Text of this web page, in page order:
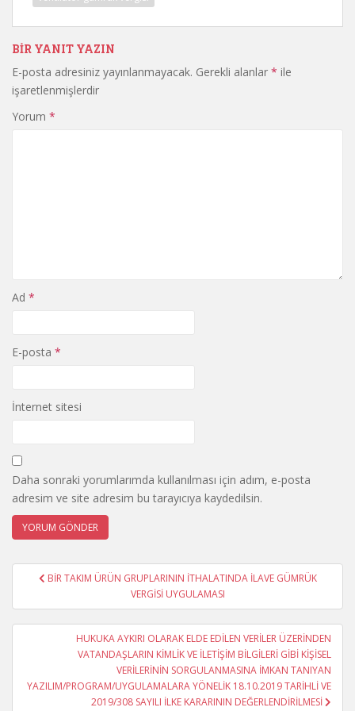
BIR YANIT YAZIN
E-posta adresiniz yayınlanmayacak. Gerekli alanlar * ile
işaretlenmişlerdir
Yorum *
Ad *
E-posta *
İnternet sitesi
Daha sonraki yorumlarımda kullanılması için adım, e-posta
adresim ve site adresim bu tarayıcıya kaydedilsin.
YazıBİR TAKIM ÜRÜN GRUPLARININ İTHALATINDA İLAVE GÜMRÜK
VERGİSİ UYGULAMASI
HUKUKA AYKIRI OLARAK ELDE EDİLEN VERİLER ÜZERİNDEN
VATANDAŞLARIN KİMLİK VE İLETİŞİM BİLGİLERİ GİBİ KİŞİSEL
VERİLERİNİN SORGULANMASINA İMKAN TANIYAN
YAZILIM/PROGRAM/UYGULAMALARA YÖNELİK 18.10.2019 TARİHLİ VE
2019/308 SAYILI İLKE KARARININ DEĞERLENDİRİLMESİ